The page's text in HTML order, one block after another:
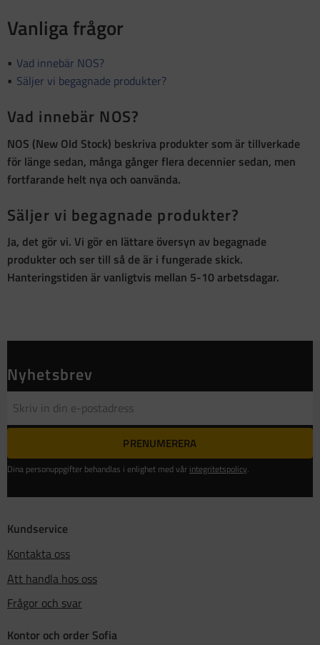
Vanliga frågor
Vad innebär NOS?
Säljer vi begagnade produkter?
Vad innebär NOS?
NOS (New Old Stock) beskriva produkter som ärtillverkade
för länge sedan, många gånger flera decennier sedan, men
fortfarande helt nya och oanvända.
Säljer vi begagnade produkter?
Ja, det gör vi. Vi gör en lättare översyn av begagnade
produkter och ser till så de är i fungerade skick.
Hanteringstiden är vanligtvis mellan 5-10 arbetsdagar.
Nyhetsbrev
PRENUMERERA
Dina personuppgifter behandlas i enlighet med vår integritetspolicy.
Kundservice
Kontakta oss
Att handla hos oss
Frågor och svar
Kontor och order Sofia